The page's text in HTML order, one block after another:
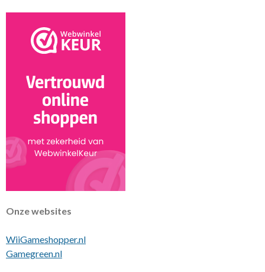
Onze websites
WiiGameshopper.nl
Gamegreen.nl